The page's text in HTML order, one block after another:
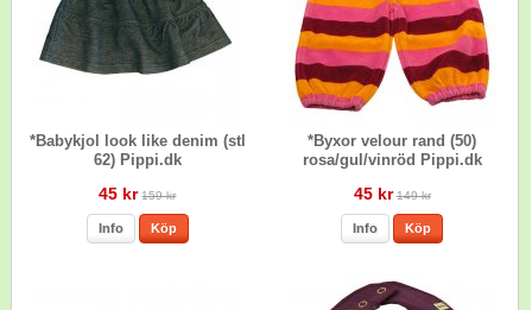
*Babykjol look like denim (stl
62) Pippi.dk
45 kr 159 kr
Info Köp
*Byxor velour rand (50)
rosa/gul/vinröd Pippi.dk
45 kr 149 kr
Info Köp